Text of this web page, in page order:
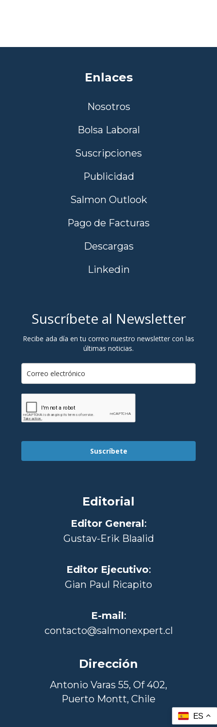
Enlaces
Nosotros
Bolsa Laboral
Suscripciones
Publicidad
Salmon Outlook
Pago de Facturas
Descargas
Linkedin
Suscríbete al Newsletter
Recibe ada día en tu correo nuestro newsletter con las
últimas noticias.
Suscríbete
Editorial
Editor General:
Gustav-Erik Blaalid
Editor Ejecutivo:
Gian Paul Ricapito
E-mail:
contacto@salmonexpert.cl
Dirección
Antonio Varas 55, Of 402,
Puerto Montt, Chile
ES